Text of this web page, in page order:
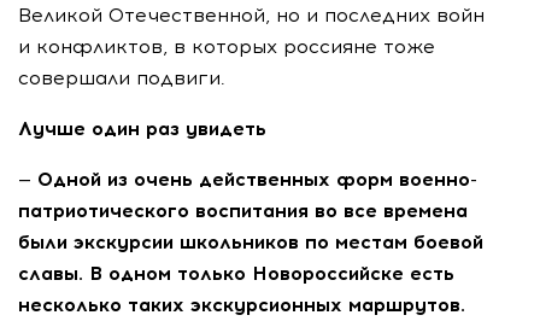
Великой Отечественной, но и последних войн
и конфликтов, в которых россияне тоже
совершали подвиги.
Лучше один раз увидеть
— Одной из очень действенных форм военно-
патриотического воспитания во все времена
были экскурсии школьников по местам боевой
славы. В одном только Новороссийске есть
несколько таких экскурсионных маршрутов.